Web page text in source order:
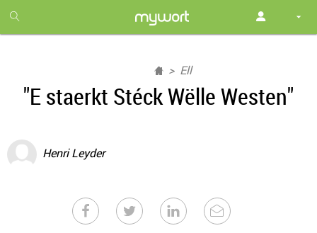
month
free
Ell
"E staerkt Stéck Wëlle Westen"
Henri Leyder